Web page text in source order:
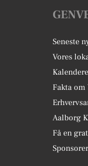
Seneste
Vores
Fakta om
Aalborg
Få en